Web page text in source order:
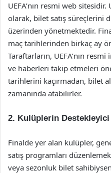
UEFA’nın resmi web
olarak, bilet satış süreçlerini
üzerinden yönetmektedir.
maç tarihlerinden birkaç ay
Taraftarların, UEFA’nın
ve haberleri takip etmeleri
tarihlerini kaçırmadan, bilet
zamanında atabilirler.
2. Kulüplerin Destekleyici
Finalde yer alan kulüpler,
satış programları
veya sezonluk bilet